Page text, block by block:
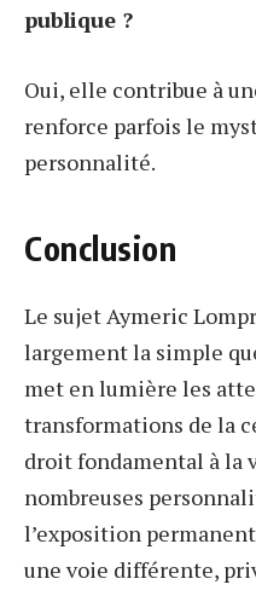
publique ?
Oui, elle contribue à
renforce parfois le
personnalité.
Conclusion
Le sujet Aymeric
largement la simple
met en lumière les
transformations de la
droit fondamental à la
nombreuses
l’exposition
une voie différente,